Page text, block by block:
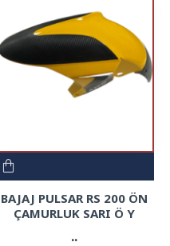
BAJAJ PULSAR RS 200 ÖN
ÇAMURLUK SARI Ö Y
..